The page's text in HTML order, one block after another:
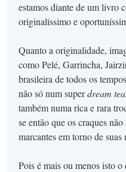
estamos diante de um livro
originalíssimo e
Quanto a originalidade,
como Pelé, Garrincha,
brasileira de todos os
não só num superdream
também numa rica e rara
se então que os craques
marcantes em torno de
Pois é mais ou menos isto